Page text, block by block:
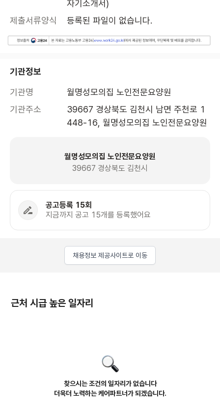
자기소개서)
제출서류양식
등록된 파일이 없습니다.
기관정보
기관명
월명성모의집 노인전문요양원
기관주소
39667 경상북도 김천시 남면 주천로 1
448-16, 월명성모의집 노인전문요양원
월명성모의집 노인전문요양원
39667 경상북도 김천시
공고등록 15회
지금까지 공고 15개를 등록했어요
채용정보 제공사이트로 이동
근처 시급 높은 일자리
찾으시는 조건의 일자리가 없습니다
더욱더 노력하는 케어파트너가 되겠습니다.